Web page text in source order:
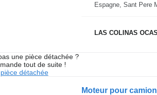
Espagne, Sant Pere
LAS COLINAS
une pièce détachée ?
tout de suite !
détachée
Moteur pour